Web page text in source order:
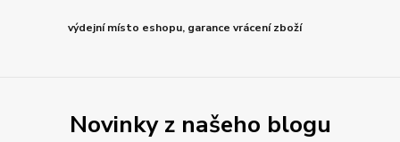
výdejní místo eshopu, garance vrácení zboží
Novinky z našeho blogu